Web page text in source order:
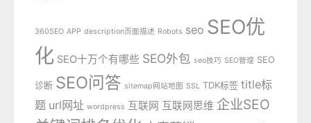
360SEO APP description页面描述 Robots seo SEO优
化 SEO十万个有哪些 SEO外包 seo技巧 SEO管理 SEO
诊断 SEO问答 sitemap网站地图 SSL TDK标签 title标
题 url网址 wordpress 互联网 互联网思维 企业SEO